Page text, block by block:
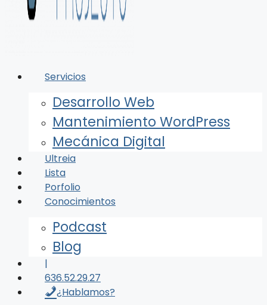
Servicios
Desarrollo Web
Mantenimiento WordPress
Mecánica Digital
Ultreia
Lista
Porfolio
Conocimientos
Podcast
Blog
|
636.52.29.27
¿Hablamos?